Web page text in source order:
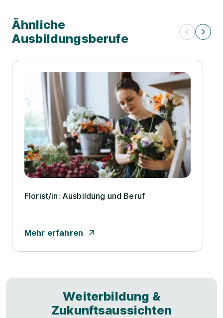
Ähnliche
Ausbildungsberufe
Florist/­in: Ausbildung und Beruf
Mehr erfahren
Weiterbildung &
Zukunftsaussichten